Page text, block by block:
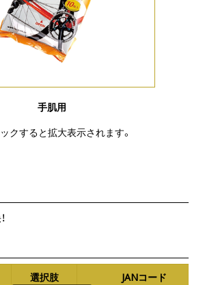
手肌用
クすると拡大表示されます。
選択肢
JANコード